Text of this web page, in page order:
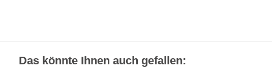
Das könnte Ihnen auch gefallen: